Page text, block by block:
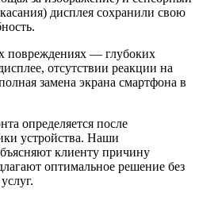
дисплея сохранили свою
повреждениях — глубоких
отсутствии реакции на
замена экрана смартфона в
определяется после
устройства. Наши
клиенту причину
оптимальное решение без